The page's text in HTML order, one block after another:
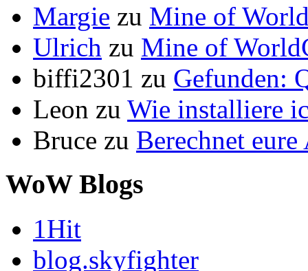
Margie zu Mine of
Ulrich zu Mine of
biffi2301 zu Gefunden:
Leon zu Wie installiere
Bruce zu Berechnet
WoW Blogs
1Hit
blog.skyfighter